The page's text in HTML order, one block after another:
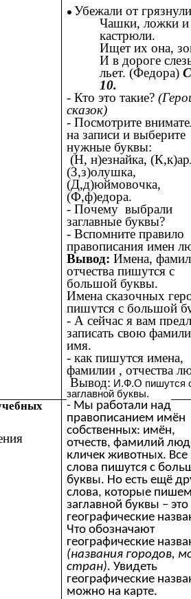
Убежали от грязнули
Чашки, ложки и
кастрюли.
Ищет их она,
И в дороге
льет. (Федора)
10.
- Кто это такие?
сказок)
- Посмотрите
на записи и выберите
нужные буквы:
(Н, н)езнайка,
(З,з)олушка,
(Д,д)юймовочка,
(Ф,ф)едора.
- Почему выбрали
заглавные буквы?
- Вспомните правило
правописания имен
Вывод: Имена,
отчества пишутся с
большой буквы.
Имена сказочных
пишутся с большой
- А сейчас я вам
записать свою
имя.
- как пишутся имена,
фамилии , отчества
Вывод: И.Ф.О пишутся
заглавной буквы.
- Мы работали над
правописанием имён
собственных: имён,
отчеств, фамилий
кличек животных. Все
слова пишутся с
буквы. Но есть ещё
слова, которые
заглавной буквы – это
географические
Что обозначают
географические
(названия городов,
стран). Увидеть
географические
можно на карте.